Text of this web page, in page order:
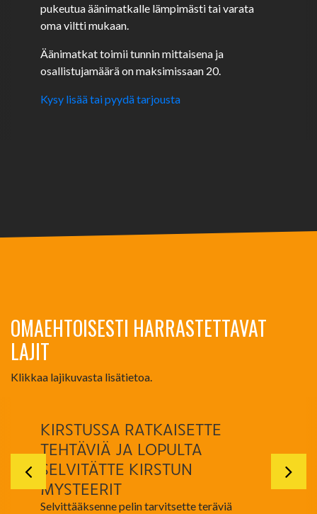
pukeutua äänimatkalle lämpimästi tai varata
oma viltti mukaan.
Äänimatkat toimii tunnin mittaisena ja
osallistujamäärä on maksimissaan 20.
Kysy lisää tai pyydä tarjousta
OMAEHTOISESTI HARRASTETTAVAT
LAJIT
Klikkaa lajikuvasta lisätietoa.
KIRSTUSSA RATKAISETTE
TEHTÄVIÄ JA LOPULTA
SELVITÄTTE KIRSTUN
MYSTEERIT
Selvittääksenne pelin tarvitsette teräviä